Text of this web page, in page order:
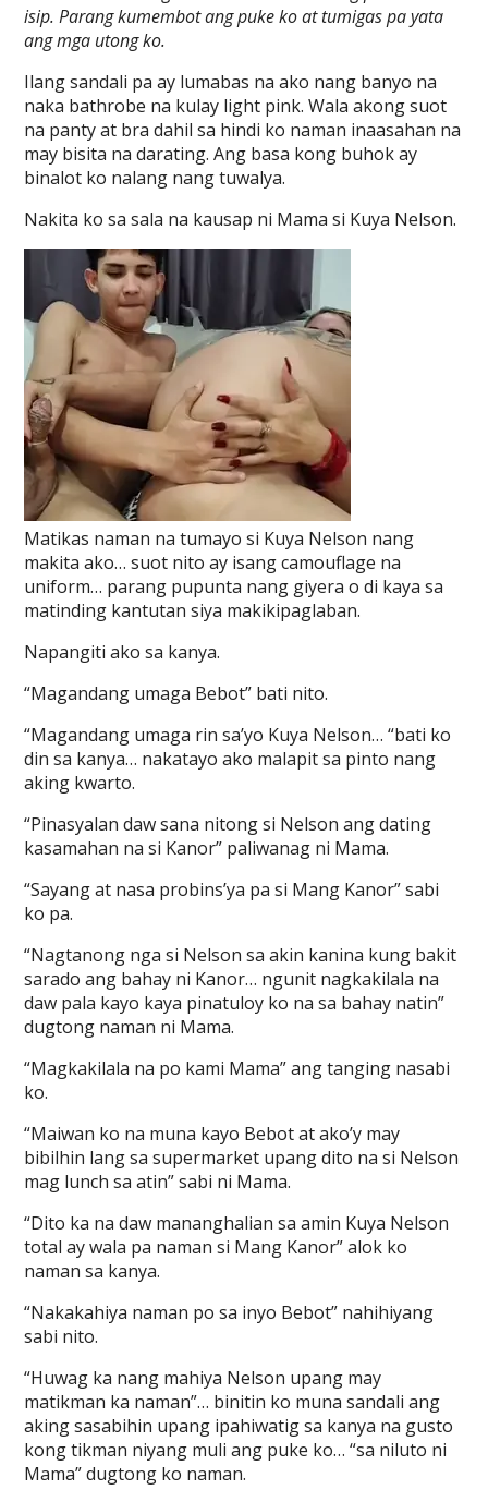
isip. Parang kumembot ang puke ko at tumigas pa yata
ang mga utong ko.
Ilang sandali pa ay lumabas na ako nang banyo na
naka bathrobe na kulay light pink. Wala akong suot
na panty at bra dahil sa hindi ko naman inaasahan na
may bisita na darating. Ang basa kong buhok ay
binalot ko nalang nang tuwalya.
Nakita ko sa sala na kausap ni Mama si Kuya Nelson.
Matikas naman na tumayo si Kuya Nelson nang
makita ako… suot nito ay isang camouflage na
uniform… parang pupunta nang giyera o di kaya sa
matinding kantutan siya makikipaglaban.
Napangiti ako sa kanya.
“Magandang umaga Bebot” bati nito.
“Magandang umaga rin sa’yo Kuya Nelson… “bati ko
din sa kanya… nakatayo ako malapit sa pinto nang
aking kwarto.
“Pinasyalan daw sana nitong si Nelson ang dating
kasamahan na si Kanor” paliwanag ni Mama.
“Sayang at nasa probins’ya pa si Mang Kanor” sabi
ko pa.
“Nagtanong nga si Nelson sa akin kanina kung bakit
sarado ang bahay ni Kanor… ngunit nagkakilala na
daw pala kayo kaya pinatuloy ko na sa bahay natin”
dugtong naman ni Mama.
“Magkakilala na po kami Mama” ang tanging nasabi
ko.
“Maiwan ko na muna kayo Bebot at ako’y may
bibilhin lang sa supermarket upang dito na si Nelson
mag lunch sa atin” sabi ni Mama.
“Dito ka na daw mananghalian sa amin Kuya Nelson
total ay wala pa naman si Mang Kanor” alok ko
naman sa kanya.
“Nakakahiya naman po sa inyo Bebot” nahihiyang
sabi nito.
“Huwag ka nang mahiya Nelson upang may
matikman ka naman”… binitin ko muna sandali ang
aking sasabihin upang ipahiwatig sa kanya na gusto
kong tikman niyang muli ang puke ko… “sa niluto ni
Mama” dugtong ko naman.